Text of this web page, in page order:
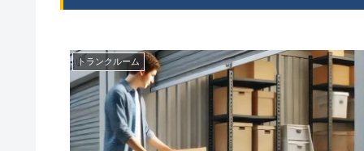
トランクルーム